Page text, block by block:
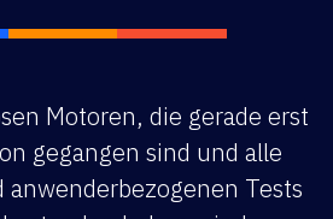
Motoren, die gerade erst
gegangen sind und alle
Tests